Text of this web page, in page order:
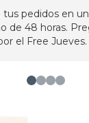
tus pedidos en
de 48 horas.
el Free Jueves.